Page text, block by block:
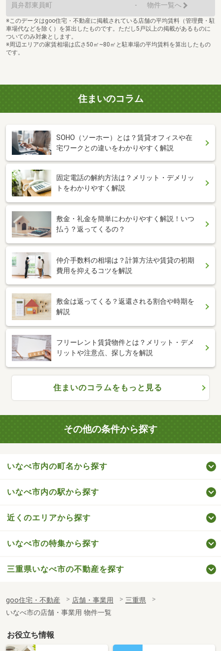
員弁郡東員町 - 物件一覧へ
※このデータはgoo住宅・不動産に掲載されている店舗の平均賃料（管理費・駐
車場代などを除く）を算出したものです。ただし5戸以上の掲載があるものに
ついてのみ対象とします。
※周辺エリアの家賃相場は広さ50㎡~80㎡と駐車場の平均賃料を算出したもの
です。
住まいのコラム
SOHO（ソーホー）とは？賃貸オフィスや在
宅ワークとの違いをわかりやすく解説
固定電話の解約方法は？メリット・デメリッ
トをわかりやすく解説
敷金・礼金を簡単にわかりやすく解説！いつ
払う？返ってくるの？
仲介手数料の相場は？計算方法や賃貸の初期
費用を抑えるコツを解説
敷金は返ってくる？返還される割合や時期を
解説
フリーレント賃貸物件とは？メリット・デメ
リットや注意点、探し方を解説
住まいのコラムをもっと見る
その他の条件から探す
いなべ市内の町名から探す
いなべ市内の駅から探す
近くのエリアから探す
いなべ市の特集から探す
三重県いなべ市の不動産を探す
goo住宅・不動産 店舗・事業用
三重県
いなべ市の店舗・事業用 物件一覧
お役立ち情報